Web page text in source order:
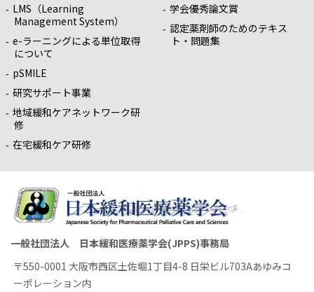
LMS（Learning
Management System）
e-ラーニングによる単位取得
について
pSMILE
研究サポート事業
地域緩和ケアネットワーク研
修
在宅緩和ケア研修
学会優秀論文賞
認定薬剤師のためのテキス
ト・問題集
一般社団法人 日本緩和医療薬学会(JPPS)事務局
〒550-0001 大阪市西区土佐堀1丁目4-8 日栄ビル703Aあゆみコ
ーポレーション内